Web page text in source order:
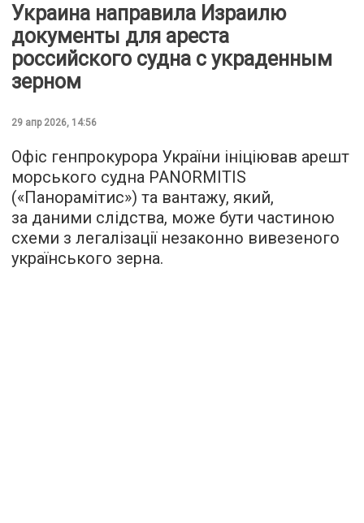
Украина направила Израилю
документы для ареста
российского судна с украденным
зерном
29 апр 2026, 14:56
Офіс генпрокурора України ініціював арешт
морського судна PANORMITIS
(«Панорамітис») та вантажу, який,
за даними слідства, може бути частиною
схеми з легалізації незаконно вивезеного
українського зерна.